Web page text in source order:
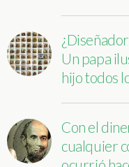
Un papa
hijo todos
Con el
cualquier